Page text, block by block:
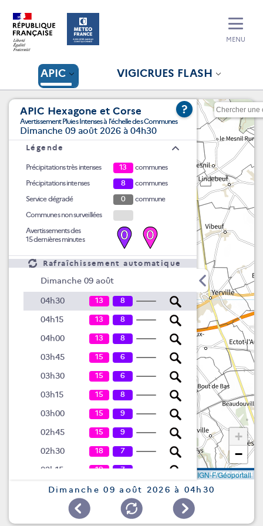
APIC VIGICRUES FLASH
MENU
APIC Hexagone et Corse
Avertissement Pluies Intenses à l'échelle des Communes
Dimanche 09 août 2026 à 04h30
?
Légende
Précipitations très intenses 13
communes
Précipitations intenses
8
communes
Service dégradé
0
commune
Communes non surveillées
Avertissements des
15 dernières minutes
0 0
Rafraîchissement automatique
Dimanche 09 août
04h30 13 8
04h15 13 8
04h00 13 8
03h45 15 6
03h30 15 6
03h15 15 8
03h00 15 9
02h45 15 9
02h30 18 7
02h15 19 7
02h00 19 9
11
+
−
IGN-F/Géoportail
Dimanche 09 août 2026 à 04h30